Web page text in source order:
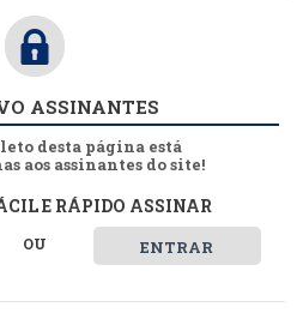
ASSINANTES
desta página está
aos assinantes do site!
E RÁPIDO ASSINAR
OU ENTRAR